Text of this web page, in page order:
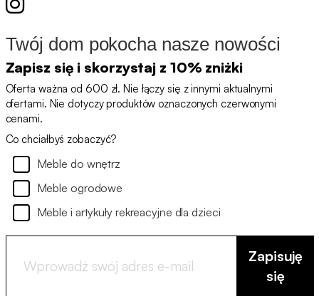
Twój dom pokocha nasze nowości
Zapisz się i skorzystaj z 10% zniżki
Oferta ważna od 600 zł. Nie łączy się z innymi aktualnymi
ofertami. Nie dotyczy produktów oznaczonych czerwonymi
cenami.
Co chciałbyś zobaczyć?
Meble do wnętrz
Meble ogrodowe
Meble i artykuły rekreacyjne dla dzieci
Zapisuję
się